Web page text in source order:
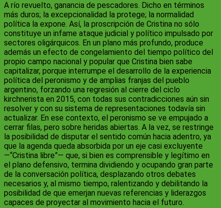
A río revuelto, ganancia de pescadores. Dicho en términos
más duros; la excepcionalidad la protege; la normalidad
política la expone. Así, la proscripción de Cristina no sólo
constituye un infame ataque judicial y político impulsado por
sectores oligárquicos. En un plano más profundo, produce
además un efecto de congelamiento del tiempo político del
propio campo nacional y popular que Cristina bien sabe
capitalizar, porque interrumpe el desarrollo de la experiencia
política del peronismo y de amplias franjas del pueblo
argentino, forzando una regresión al cierre del ciclo
kirchnerista en 2015, con todas sus contradicciones aún sin
resolver y con su sistema de representaciones todavía sin
actualizar. En ese contexto, el peronismo se ve empujado a
cerrar filas, pero sobre heridas abiertas. A la vez, se restringe
la posibilidad de disputar el sentido común hacia adentro, ya
que la agenda queda absorbida por un eje casi excluyente
—“Cristina libre”— que, si bien es comprensible y legítimo en
el plano defensivo, termina dividiendo y ocupando gran parte
de la conversación política, desplazando otros debates
necesarios y, al mismo tiempo, ralentizando y debilitando la
posibilidad de que emerjan nuevas referencias y liderazgos
capaces de proyectar al movimiento hacia el futuro.